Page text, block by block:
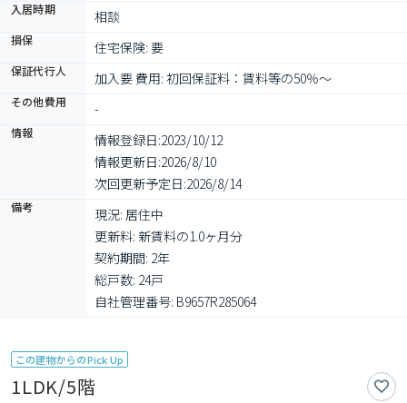
入居時期 相談
損保 住宅保険: 要
保証代行人 加入要 費用: 初回保証料：賃料等の50％～
その他費用 -
情報 情報登録日:2023/10/12
情報更新日:2026/8/10
次回更新予定日:2026/8/14
備考
現況: 居住中
更新料: 新賃料の1.0ヶ月分
契約期間: 2年
総戸数: 24戸
自社管理番号: B9657R285064
この建物からのPick Up
1LDK/5階